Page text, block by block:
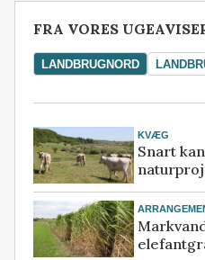
FRA VORES
LANDBRUGNORD
KVÆG
Snart